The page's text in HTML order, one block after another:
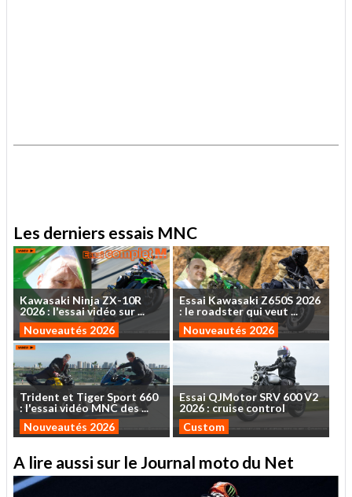
Les derniers essais MNC
Kawasaki NinjaZX-10R
2026: l'essaividéo sur...
Nouveautés 2026
Essai KawasakiZ650S 2026
: le roadsterquiveut ...
Nouveautés 2026
Trident et TigerSport 660
: l'essaividéoMNCdes...
Nouveautés 2026
EssaiQJMotorSRV 600V2
2026 : cruise control
Custom
A lire aussi sur le Journal moto du Net